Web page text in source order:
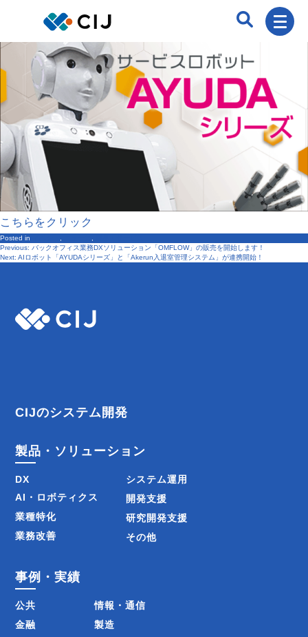
こちらをクリック
Posted in
Previous: バックオフィス業務DXソリューション「OMFLOW」の販売を開始します！
Next: AIロボット「AYUDAシリーズ」と「Akerun入退室管理システム」が連携開始！
CIJのシステム開発
製品・ソリューション
DX
AI・ロボティクス
業種特化
業務改善
システム運用
開発支援
研究開発支援
その他
事例・実績
公共
金融
情報・通信
製造